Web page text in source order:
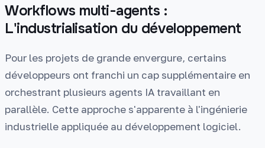
Workflows multi-agents :
L'industrialisation du développement
Pour les projets de grande envergure, certains
développeurs ont franchi un cap supplémentaire en
orchestrant plusieurs agents IA travaillant en
parallèle. Cette approche s'apparente à l'ingénierie
industrielle appliquée au développement logiciel.